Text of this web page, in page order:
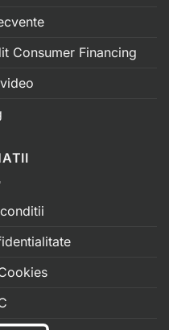
Consumer Financing